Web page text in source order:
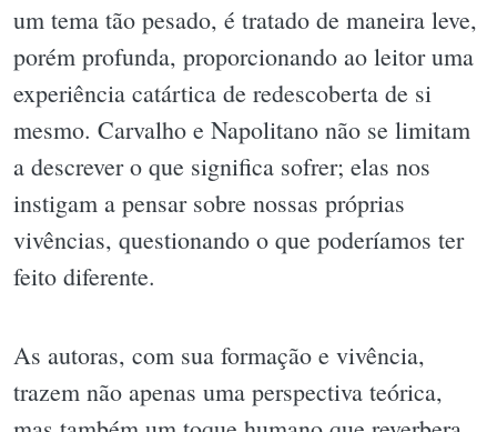
um tema tão pesado, é tratado de maneira leve,
porém profunda, proporcionando ao leitor uma
experiência catártica de redescoberta de si
mesmo. Carvalho e Napolitano não se limitam
a descrever o que significa sofrer; elas nos
instigam a pensar sobre nossas próprias
vivências, questionando o que poderíamos ter
feito diferente.
As autoras, com sua formação e vivência,
trazem não apenas uma perspectiva teórica,